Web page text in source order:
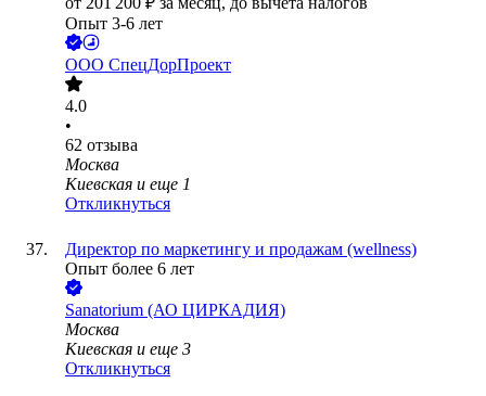
Опыт 3-6 лет
ООО СпецДорПроект
4.0
•
62 отзыва
Москва
Киевская и еще 1
Откликнуться
Директор по маркетингу и продажам (wellness)
Опыт более 6 лет
Sanatorium (АО ЦИРКАДИЯ)
Москва
Киевская и еще 3
Откликнуться